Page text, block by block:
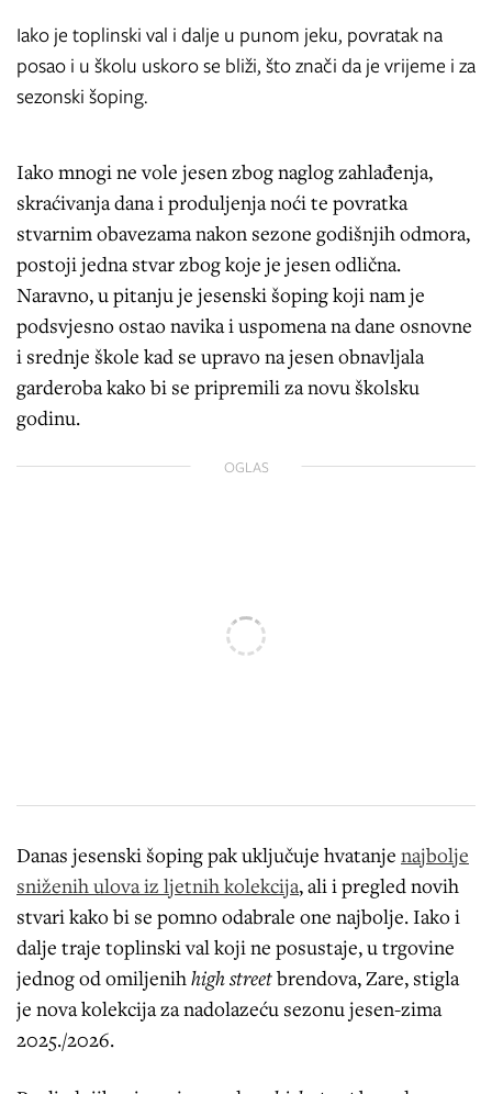
Iako je toplinski val i dalje u punom jeku, povratak na
posao i u školu uskoro se bliži, što znači da je vrijeme i za
sezonski šoping.
Iako mnogi ne vole jesen zbog naglog zahlađenja,
skraćivanja dana i produljenja noći te povratka
stvarnim obavezama nakon sezone godišnjih odmora,
postoji jedna stvar zbog koje je jesen odlična.
Naravno, u pitanju je jesenski šoping koji nam je
podsvjesno ostao navika i uspomena na dane osnovne
i srednje škole kad se upravo na jesen obnavljala
garderoba kako bi se pripremili za novu školsku
godinu.
OGLAS
Danas jesenski šoping pak uključuje hvatanje najbolje
sniženih ulova iz ljetnih kolekcija, ali i pregled novih
stvari kako bi se pomno odabrale one najbolje. Iako i
dalje traje toplinski val koji ne posustaje, u trgovine
jednog od omiljenihhigh streetbrendova, Zare, stigla
je nova kolekcija za nadolazeću sezonu jesen-zima
2025./2026.